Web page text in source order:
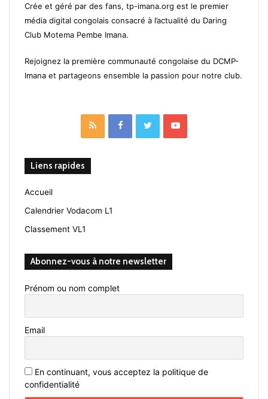
Crée et géré par des fans, tp-imana.org est le premier
média digital congolais consacré à l’actualité du Daring
Club Motema Pembe Imana.
Rejoignez la première communauté congolaise du DCMP-
Imana et partageons ensemble la passion pour notre club.
RSS FacebookTwitterYouTube
Liens rapides
Accueil
Calendrier Vodacom L1
Classement VL1
Abonnez-vous à notre newsletter
Prénom ou nom complet
Email
En continuant, vous acceptez la politique de
confidentialité